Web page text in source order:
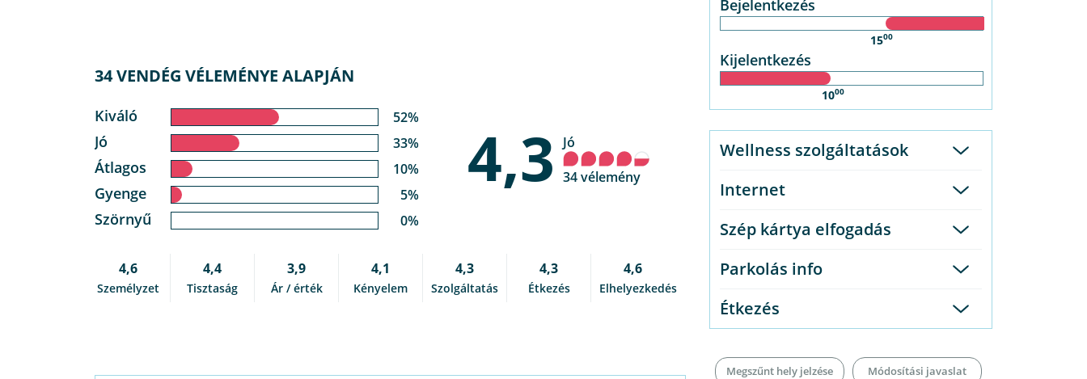
34 VENDÉG VÉLEMÉNYE ALAPJÁN
Kiváló 52%
Jó 33%
Átlagos 10%
Gyenge 5%
Szörnyű 0%
4,3
Jó
34 vélemény
4,6
Személyzet
4,4
Tisztaság
3,9
Ár / érték
4,1
Kényelem
4,3
Szolgáltatás
4,3
Étkezés
4,6
Elhelyezkedés
Bejelentkezés
1500
Kijelentkezés
1000
Wellness szolgáltatások
Internet
Szép kártya elfogadás
Parkolás info
Étkezés
Megszűnt hely jelzése Módosítási javaslat